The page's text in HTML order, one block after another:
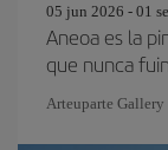
05 jun 2026 - 01
Aneoa es la
que nunca
Arteuparte Gallery